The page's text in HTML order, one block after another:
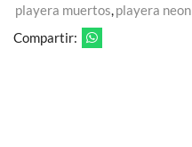
playera muertos,playera neon
Compartir: